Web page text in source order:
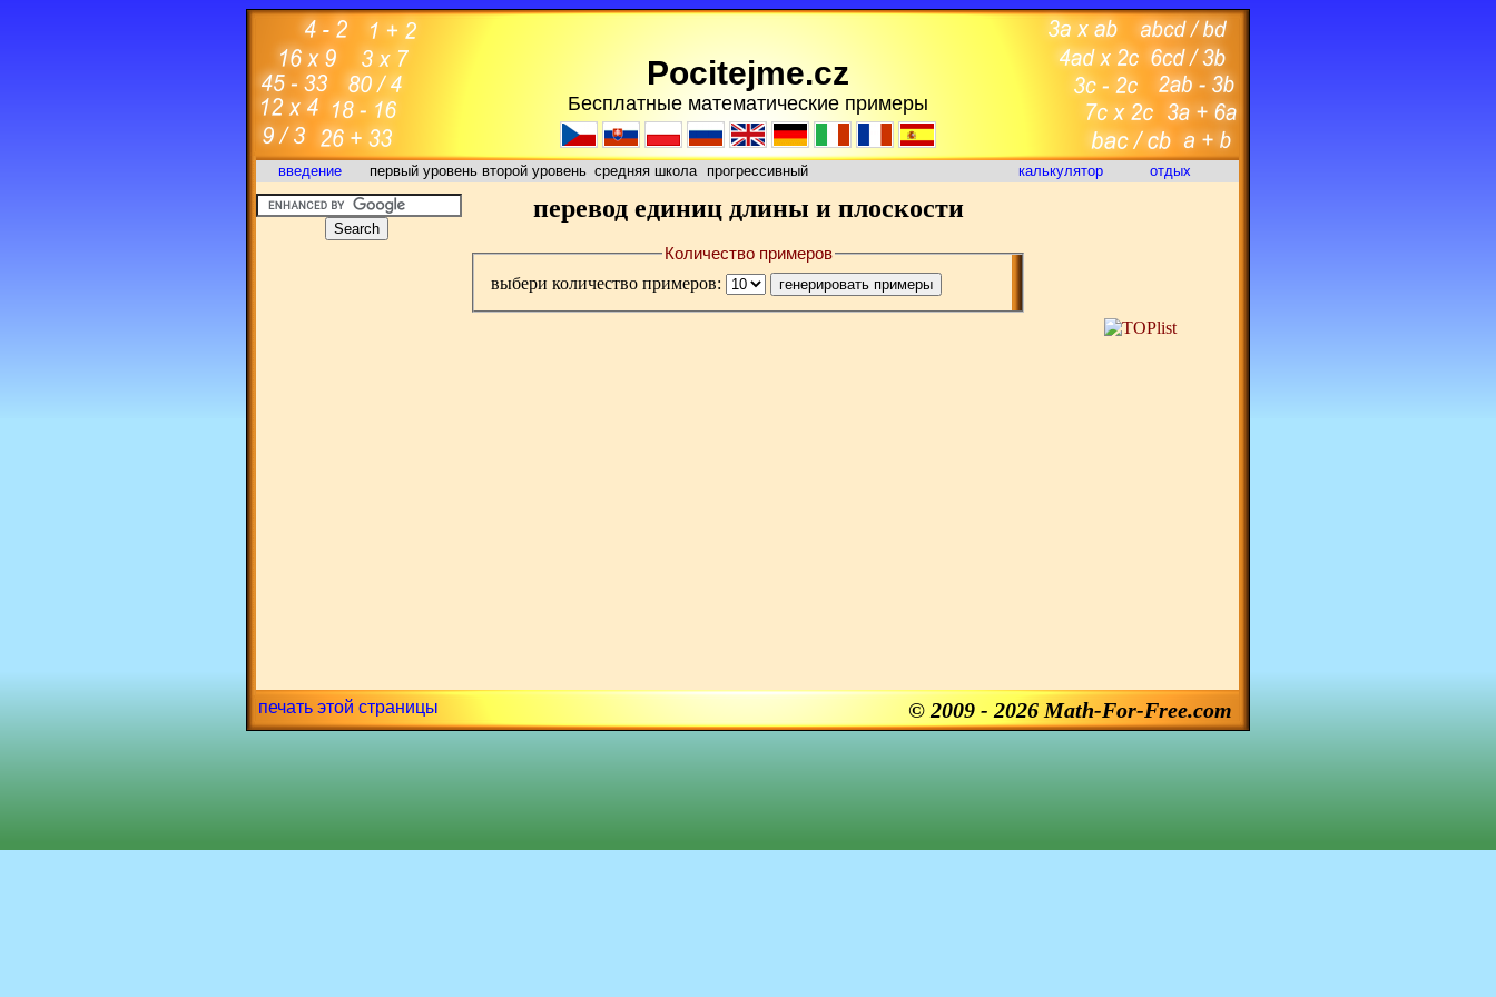
Pocitejme.cz
Бесплатные математические примеры
введение первый уровень второй уровень средняя школа прогрессивный калькулятор отдых
перевод единиц длины и плоскости
Количество примеров
выбери количество примеров:
© 2009 - 2026 Math-For-Free.com
печать этой страницы